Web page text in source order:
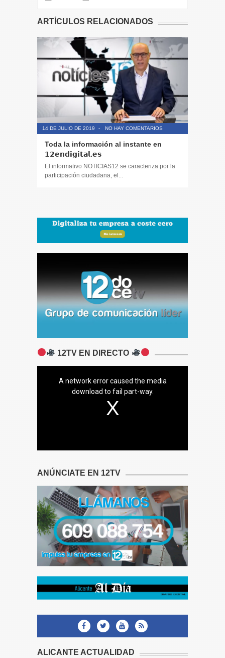
ARTÍCULOS RELACIONADOS
14 DE JULIO DE 2019 - NO HAY COMENTARIOS
Toda la información al instante en
𝟭𝟮𝗲𝗻𝗱𝗶𝗴𝗶𝘁𝗮𝗹.𝗲𝘀
El informativo NOTICIAS12 se caracteriza por la
participación ciudadana, el...
12TV EN DIRECTO
A network error caused the media
download to fail part-way.
ANÚNCIATE EN 12TV
ALICANTE ACTUALIDAD